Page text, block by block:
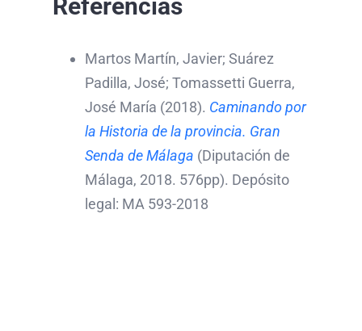
Referencias
Martos Martín, Javier; Suárez
Padilla, José; Tomassetti Guerra,
José María (2018). Caminando por
la Historia de la provincia. Gran
Senda de Málaga (Diputación de
Málaga, 2018. 576pp). Depósito
legal: MA 593-2018